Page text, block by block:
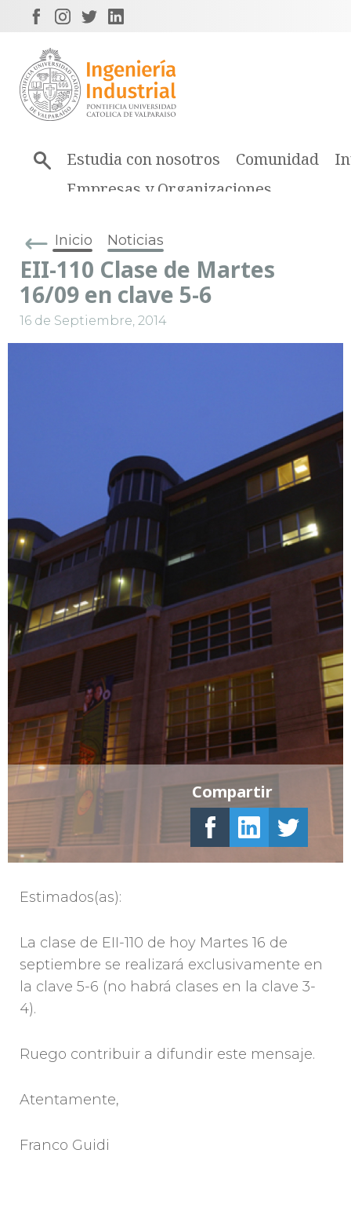
Estudia con nosotros Comunidad
Empresas y Organizaciones
Inicio Noticias
EII-110 Clase de Martes
16/09 en clave 5-6
16 de Septiembre, 2014
Estimados(as):
La clase de EII-110 de hoy Martes 16 de
septiembre se realizará exclusivamente en
la clave 5-6 (no habrá clases en la clave 3-
4).
Ruego contribuir a difundir este mensaje.
Atentamente,
Franco Guidi
Compartir